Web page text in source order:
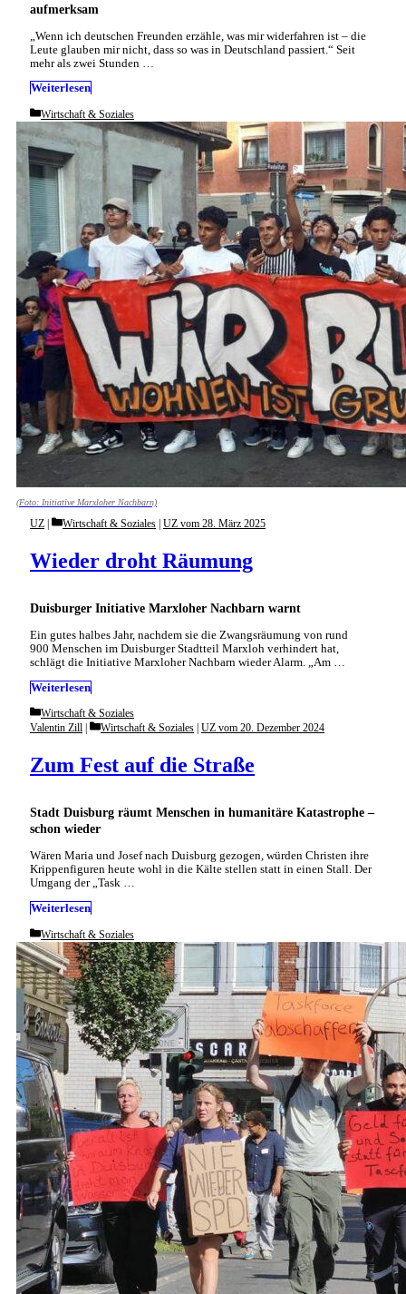
aufmerksam
„Wenn ich deutschen Freunden erzähle, was mir widerfahren ist – die
Leute glauben mir nicht, dass so was in Deutschland passiert.“ Seit
mehr als zwei Stunden …
Weiterlesen
Categories
Wirtschaft & Soziales
(Foto: Initiative Marxloher Nachbarn)
Duisburger Initiative Marxloher Nachbarn warnt
Wieder droht Räumung
UZ Categories
Wirtschaft & Soziales UZ vom 28. März 2025
Ein gutes halbes Jahr, nachdem sie die Zwangsräumung von rund
900 Menschen im Duisburger Stadtteil Marxloh verhindert hat,
schlägt die Initiative Marxloher Nachbarn wieder Alarm. „Am …
Weiterlesen
Categories
Wirtschaft & Soziales
Stadt Duisburg räumt Menschen in humanitäre Katastrophe –
schon wieder
Zum Fest auf die Straße
Valentin Zill Categories
Wirtschaft & Soziales UZ vom 20. Dezember 2024
Wären Maria und Josef nach Duisburg gezogen, würden Christen ihre
Krippenfiguren heute wohl in die Kälte stellen statt in einen Stall. Der
Umgang der „Task …
Weiterlesen
Categories
Wirtschaft & Soziales